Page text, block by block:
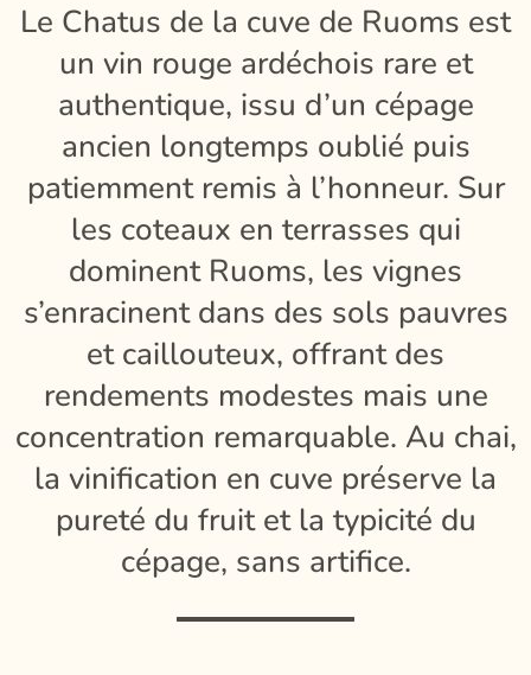
Le Chatus de la cuve de Ruoms est
un vin rouge ardéchois rare et
authentique, issu d’un cépage
ancien longtemps oublié puis
patiemment remis à l’honneur. Sur
les coteaux en terrasses qui
dominent Ruoms, les vignes
s’enracinent dans des sols pauvres
et caillouteux, offrant des
rendements modestes mais une
concentration remarquable. Au chai,
la vinification en cuve préserve la
pureté du fruit et la typicité du
cépage, sans artifice.